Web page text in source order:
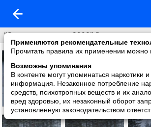
Применяются рекомендательные
Прочитать правила их применении можно
Возможны упоминания
В контенте могут упоминаться наркотики
информация. Незаконное потребление
средств, психотропных веществ и их
вред здоровью, их незаконный оборот
установленную законодательством
"Золотые купола 2008" Ростов ...